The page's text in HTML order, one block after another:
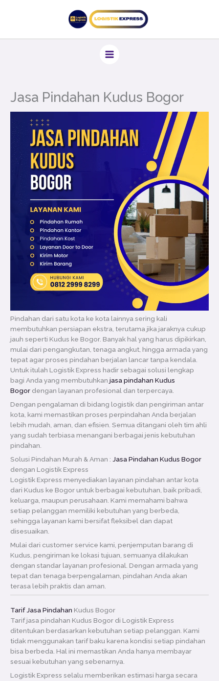
Jasa Pindahan Kudus Bogor
Pindahan dari satu kota ke kota lainnya sering kali
membutuhkan persiapan ekstra, terutama jika jaraknya cukup
jauh seperti Kudus ke Bogor. Banyak hal yang harus dipikirkan,
mulai dari pengangkutan, tenaga angkut, hingga armada yang
tepat agar proses pindahan berjalan lancar tanpa kendala.
Untuk itulah Logistik Express hadir sebagai solusi lengkap
bagi Anda yang membutuhkanjasa pindahan Kudus
Bogor dengan layanan profesional dan terpercaya.
Dengan pengalaman di bidang logistik dan pengiriman antar
kota, kami memastikan proses perpindahan Anda berjalan
lebih mudah, aman, dan efisien. Semua ditangani oleh tim ahli
yang sudah terbiasa menangani berbagai jenis kebutuhan
pindahan.
Solusi Pindahan Murah & Aman : Jasa Pindahan Kudus Bogor
dengan Logistik Express
Logistik Express menyediakan layanan pindahan antar kota
dari Kudus ke Bogor untuk berbagai kebutuhan, baik pribadi,
keluarga, maupun perusahaan. Kami memahami bahwa
setiap pelanggan memiliki kebutuhan yang berbeda,
sehingga layanan kami bersifat fleksibel dan dapat
disesuaikan.
Mulai dari customer service kami, penjemputan barang di
Kudus, pengiriman ke lokasi tujuan, semuanya dilakukan
dengan standar layanan profesional. Dengan armada yang
tepat dan tenaga berpengalaman, pindahan Anda akan
terasa lebih praktis dan aman.
Tarif Jasa Pindahan Kudus Bogor
Tarif jasa pindahan Kudus Bogor di Logistik Express
ditentukan berdasarkan kebutuhan setiap pelanggan. Kami
tidak menggunakan tarif baku karena kondisi setiap pindahan
bisa berbeda. Hal ini memastikan Anda hanya membayar
sesuai kebutuhan yang sebenarnya.
Logistik Express selalu memberikan estimasi harga secara